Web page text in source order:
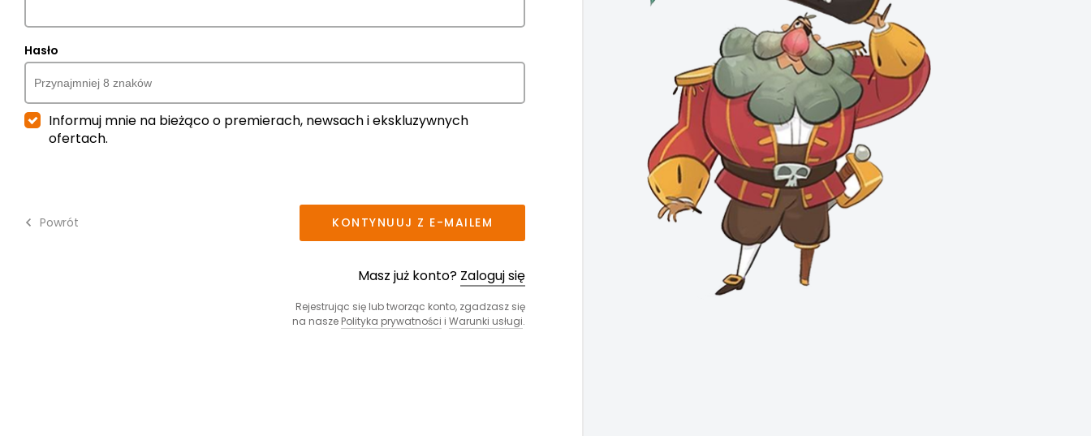
Hasło
Informuj mnie na bieżąco o premierach, newsach i ekskluzywnych
ofertach.
Powrót KONTYNUUJ Z E-MAILEM
Masz już konto? Zaloguj się
Rejestrując się lub tworząc konto, zgadzasz się
na nasze Polityka prywatności i Warunki usługi.